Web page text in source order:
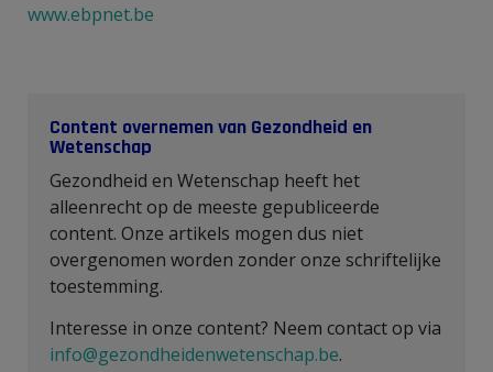
www.ebpnet.be
Content overnemen van Gezondheid en
Wetenschap
Gezondheid en Wetenschap heeft het
alleenrecht op de meeste gepubliceerde
content. Onze artikels mogen dus niet
overgenomen worden zonder onze schriftelijke
toestemming.
Interesse in onze content? Neem contact op via
info@gezondheidenwetenschap.be.